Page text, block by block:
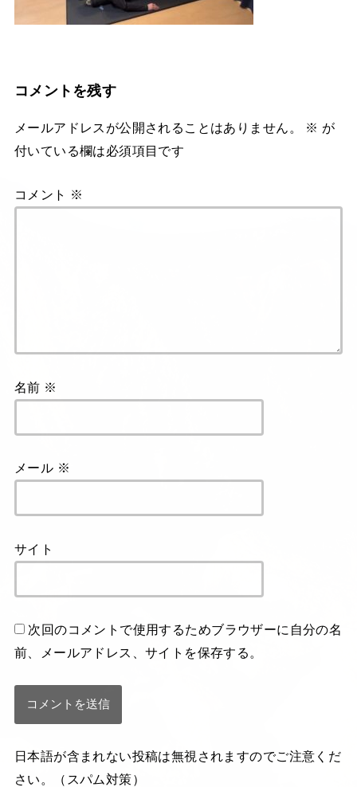
コメントを残す
メールアドレスが公開されることはありません。 ※ が
付いている欄は必須項目です
コメント ※
名前 ※
メール ※
サイト
次回のコメントで使用するためブラウザーに自分の名
前、メールアドレス、サイトを保存する。
日本語が含まれない投稿は無視されますのでご注意くだ
さい。（スパム対策）